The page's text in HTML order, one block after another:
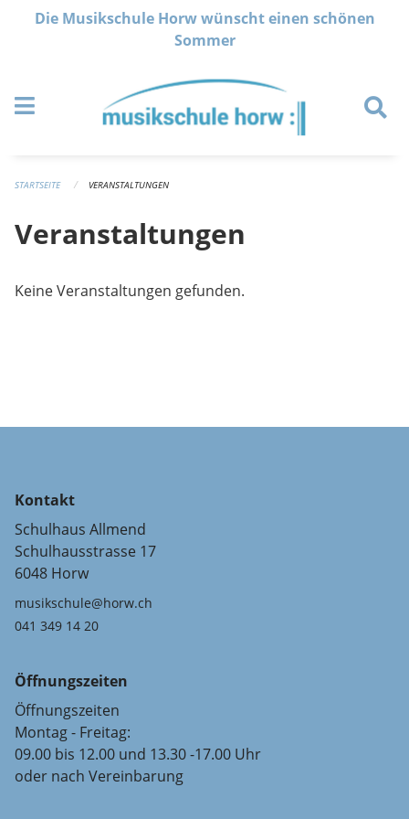
Navigation überspringen
Die Musikschule Horw wünscht einen schönen
Sommer
STARTSEITE VERANSTALTUNGEN
Veranstaltungen
Keine Veranstaltungen gefunden.
Kontakt
Schulhaus Allmend
Schulhausstrasse 17
6048 Horw
musikschule@horw.ch
041 349 14 20
Öffnungszeiten
Öffnungszeiten
Montag - Freitag:
09.00 bis 12.00 und 13.30 -17.00 Uhr
oder nach Vereinbarung